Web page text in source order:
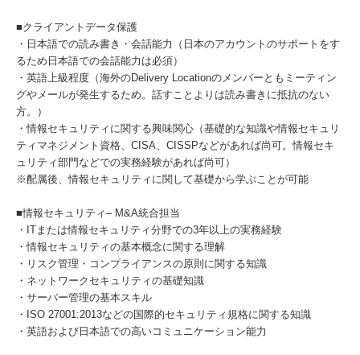
■クライアントデータ保護
・日本語での読み書き・会話能力（日本のアカウントのサポートをす
るため日本語での会話能力は必須）
・英語上級程度（海外のDelivery Locationのメンバーともミーティン
グやメールが発生するため。話すことよりは読み書きに抵抗のない
方。）
・情報セキュリティに関する興味関心（基礎的な知識や情報セキュリ
ティマネジメント資格、CISA、CISSPなどがあれば尚可。情報セキ
ュリティ部門などでの実務経験があれば尚可）
※配属後、情報セキュリティに関して基礎から学ぶことが可能
■情報セキュリティ– M&A統合担当
・ITまたは情報セキュリティ分野での3年以上の実務経験
・情報セキュリティの基本概念に関する理解
・リスク管理・コンプライアンスの原則に関する知識
・ネットワークセキュリティの基礎知識
・サーバー管理の基本スキル
・ISO 27001:2013などの国際的セキュリティ規格に関する知識
・英語および日本語での高いコミュニケーション能力